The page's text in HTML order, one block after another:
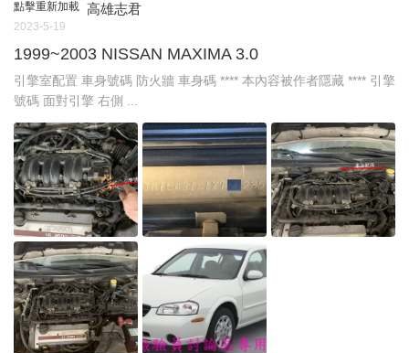
點擊重新加載 高雄志君
2023-5-19
1999~2003 NISSAN MAXIMA 3.0
引擎室配置 車身號碼 防火牆 車身碼 **** 本內容被作者隱藏 **** 引擎
號碼 面對引擎 右側 ...